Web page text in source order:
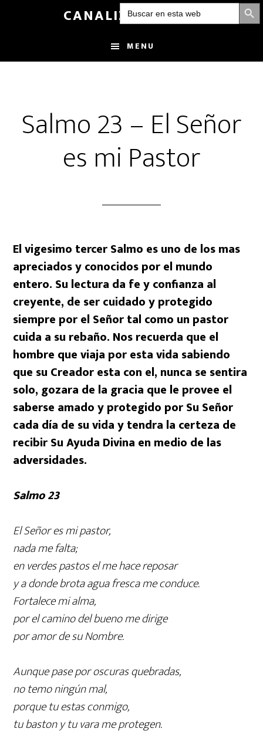
Buscar:
content
CANALIZANDOLUZ
MENU
Salmo 23 – El Señor
es mi Pastor
El vigesimo tercer Salmo es uno de los mas
apreciados y conocidos por el mundo
entero. Su lectura da fe y confianza al
creyente, de ser cuidado y protegido
siempre por el Señor tal como un pastor
cuida a su rebaño. Nos recuerda que el
hombre que viaja por esta vida sabiendo
que su Creador esta con el, nunca se sentira
solo, gozara de la gracia que le provee el
saberse amado y protegido por Su Señor
cada día de su vida y tendra la certeza de
recibir Su Ayuda Divina en medio de las
adversidades.
Salmo 23
El Señor es mi pastor,
nada me falta;
en verdes pastos el me hace reposar
y a donde brota agua fresca me conduce.
Fortalece mi alma,
por el camino del bueno me dirige
por amor de su Nombre.
Aunque pase por oscuras quebradas,
no temo ningún mal,
porque tu estas conmigo,
tu baston y tu vara me protegen.